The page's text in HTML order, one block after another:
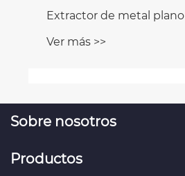
Extractor de metal plano
Ver más >>
Sobre nosotros
Productos